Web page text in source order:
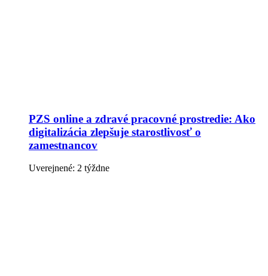
PZS online a zdravé pracovné prostredie: Ako
digitalizácia zlepšuje starostlivosť o
zamestnancov
Uverejnené: 2 týždne